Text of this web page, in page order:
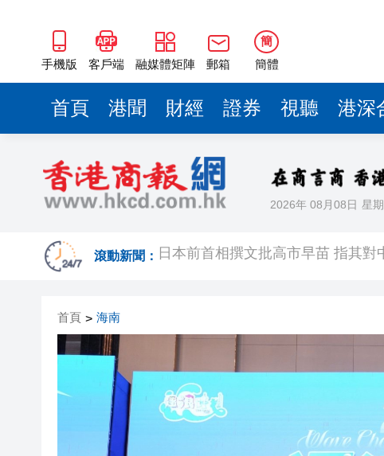
手機版 客戶端 融媒體矩陣 郵箱
簡
簡體
首頁 港聞 財經 證券 視聽 港深
2026年 08月08日 星
滾動新聞： 有片丨星爺媽咪現身《功夫女足》
央媒省媒灣區媒體採風團走進河源
107支隊伍，持續5日，中國合唱協
吳可畏：用「五字訣」與「三種美
有片丨迪麗熱巴跟星爺學粵語：盼
首頁 > 海南